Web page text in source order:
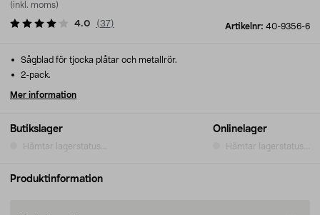
(inkl. moms)
Artikelnr: 40-9356-6
4.0 (37)
Butikslager
Hämtar lagerstatus...
Onlinelager
Hämtar lagerstatus...
Sågblad för tjocka plåtar och metallrör.
2-pack.
Mer information
Produktinformation